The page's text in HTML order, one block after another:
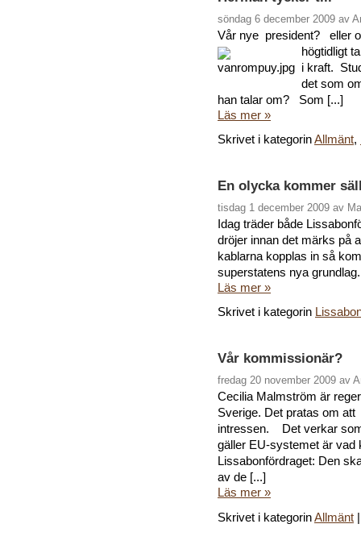
söndag 6 december 2009 av
Vår nye president? eller
högtidligt
i kraft.
det som
han talar om? Som [...]
Läs mer »
Skrivet i kategorinAllmänt,
En olycka kommer
tisdag 1 december 2009 av
Idag träder både
dröjer innan det märks på
kablarna kopplas in så
superstatens nya
Läs mer »
Skrivet i kategorin
Vår kommissionär?
fredag 20 november 2009 av
Cecilia Malmström är
Sverige. Det pratas om
intressen. Det verkar
gäller EU-systemet är
Lissabonfördraget: Den
av de [...]
Läs mer »
Skrivet i kategorinAllmänt